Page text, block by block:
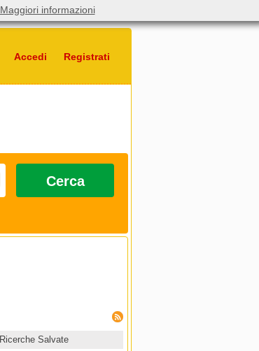
Accedi Registrati
Cerca
Ricerche Salvate
Maggiori informazioni